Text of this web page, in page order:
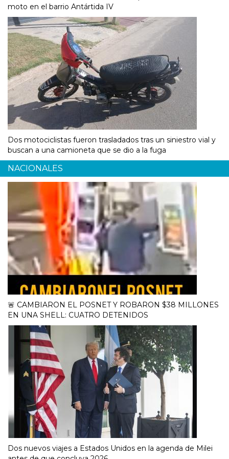
moto en el barrio Antártida IV
Dos motociclistas fueron trasladados tras un siniestro vial y
buscan a una camioneta que se dio a la fuga
NACIONALES
🚨 CAMBIARON EL POSNET Y ROBARON $38 MILLONES
EN UNA SHELL: CUATRO DETENIDOS
Dos nuevos viajes a Estados Unidos en la agenda de Milei